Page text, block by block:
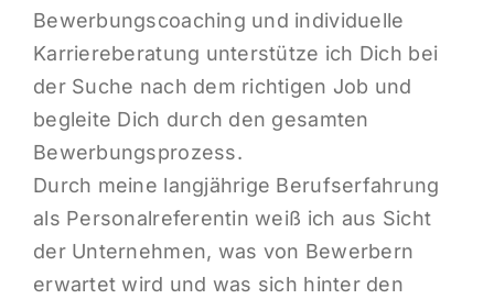
Bewerbungscoaching und individuelle
Karriereberatung unterstütze ich Dich bei
der Suche nach dem richtigen Job und
begleite Dich durch den gesamten
Bewerbungsprozess.
Durch meine langjährige Berufserfahrung
als Personalreferentin weiß ich aus Sicht
der Unternehmen, was von Bewerbern
erwartet wird und was sich hinter den